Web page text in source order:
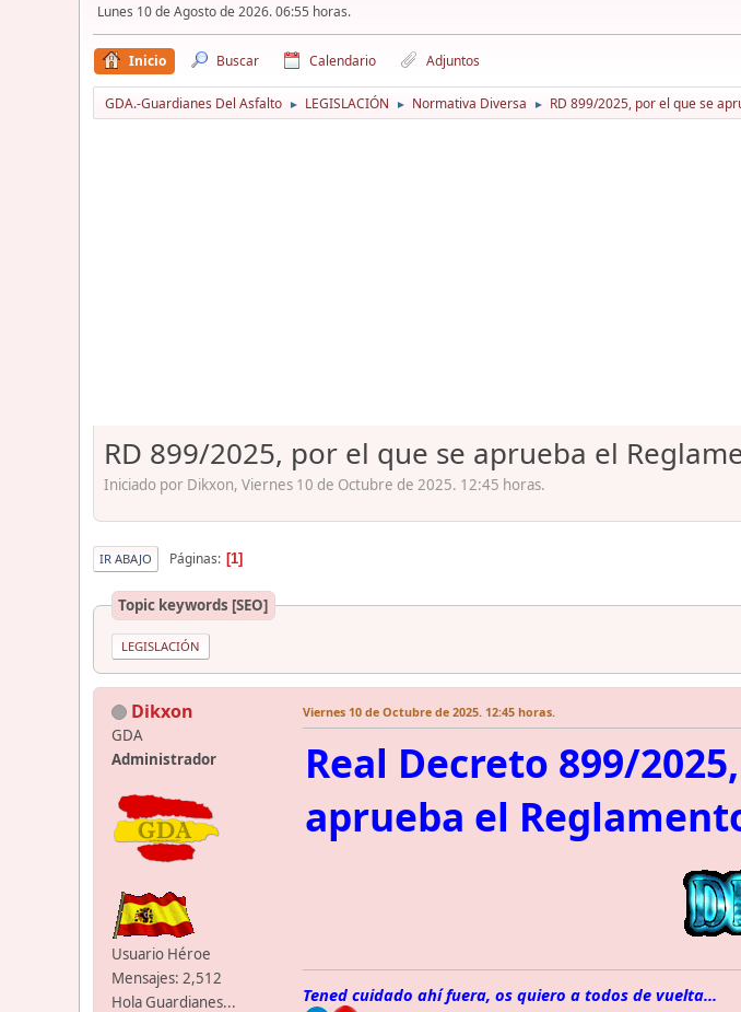
Lunes 10 de Agosto de 2026. 06:55 horas.
Inicio Buscar Calendario Adjuntos
GDA.-Guardianes Del Asfalto ► LEGISLACIÓN ► Normativa Diversa ► RD 899/2025, por el que se
RD 899/2025, por el que se aprueba el
Iniciado por Dikxon, Viernes 10 de Octubre de 2025. 12:45 horas.
IR ABAJO Páginas 1
Topic keywords [SEO]
LEGISLACIÓN
Dikxon
GDA
Administrador
Usuario Héroe
Mensajes: 2,512
Hola Guardianes...
Viernes 10 de Octubre de 2025. 12:45 horas.
Real Decreto 899/
aprueba el
Tened cuidado ahí fuera, os quiero a todos de vuelta...